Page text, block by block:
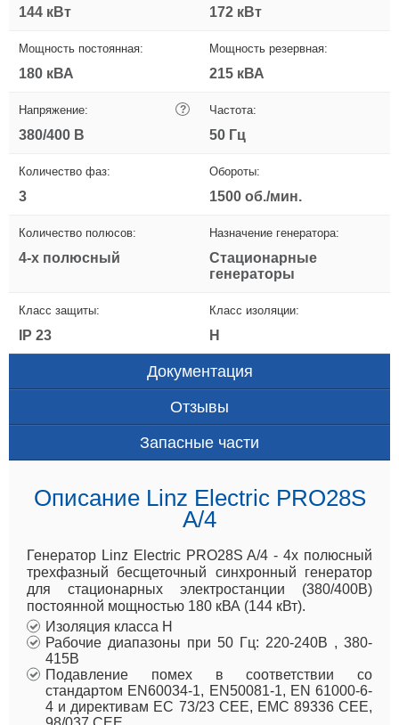
144 кВт 172 кВт
Мощность постоянная:
180 кВА
Мощность резервная:
215 кВА
Напряжение: ?
380/400 В
Частота:
50 Гц
Количество фаз:
3
Обороты:
1500 об./мин.
Количество полюсов:
4-х полюсный
Назначение генератора:
Стационарные
генераторы
Класс защиты:
IP 23
Класс изоляции:
H
Документация
Отзывы
Запасные части
Описание Linz Electric PRO28S
A/4
Генератор Linz Electric PRO28S A/4 - 4х полюсный
трехфазный бесщеточный синхронный генератор
для стационарных электростанции (380/400В)
постоянной мощностью 180 кВА (144 кВт).
Изоляция класса H
Рабочие диапазоны при 50 Гц: 220-240В , 380-
415В
Подавление помех в соответствии со
стандартом EN60034-1, EN50081-1, EN 61000-6-
4 и директивам ЕС 73/23 CEE, EMC 89336 CEE,